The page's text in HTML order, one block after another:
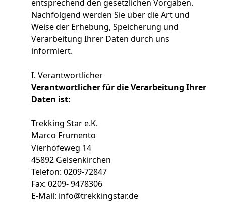
entsprechend den gesetzlichen Vorgaben.
Nachfolgend werden Sie über die Art und
Weise der Erhebung, Speicherung und
Verarbeitung Ihrer Daten durch uns
informiert.
I. Verantwortlicher
Verantwortlicher für die Verarbeitung Ihrer
Daten ist:
Trekking Star e.K.
Marco Frumento
Vierhöfeweg 14
45892 Gelsenkirchen
Telefon: 0209-72847
Fax: 0209- 9478306
E-Mail: info@trekkingstar.de